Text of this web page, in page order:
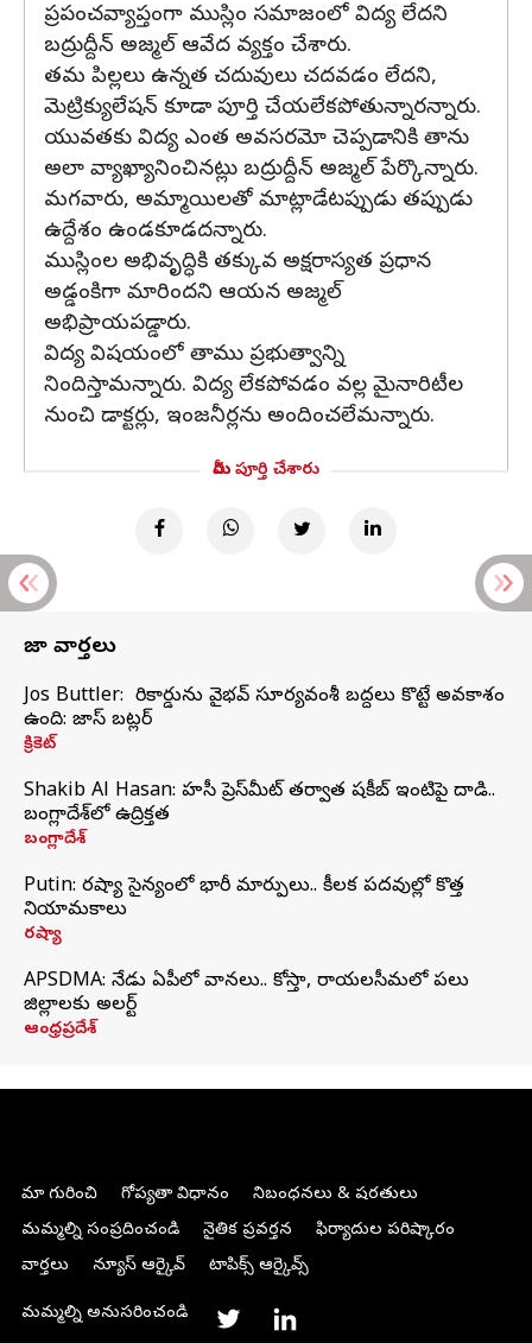
ప్రపంచవ్యాప్తంగా ముస్లిం సమాజంలో విద్య లేదని
బద్రుద్దీన్ అజ్మల్ ఆవేద వ్యక్తం చేశారు.
తమ పిల్లలు ఉన్నత చదువులు చదవడం లేదని,
మెట్రిక్యులేషన్ కూడా పూర్తి చేయలేకపోతున్నారన్నారు.
యువతకు విద్య ఎంత అవసరమో చెప్పడానికి తాను
అలా వ్యాఖ్యానించినట్లు బద్రుద్దీన్ అజ్మల్ పేర్కొన్నారు.
మగవారు, అమ్మాయిలతో మాట్లాడేటప్పుడు తప్పుడు
ఉద్దేశం ఉండకూడదన్నారు.
ముస్లింల అభివృద్ధికి తక్కువ అక్షరాస్యత ప్రధాన
అడ్డంకిగా మారిందని ఆయన అజ్మల్
అభిప్రాయపడ్డారు.
విద్య విషయంలో తాము ప్రభుత్వాన్ని
నిందిస్తామన్నారు. విద్య లేకపోవడం వల్ల మైనారిటీల
నుంచి డాక్టర్లు, ఇంజనీర్లను అందించలేమన్నారు.
మీరు పూర్తి చేశారు
తాజా వార్తలు
Jos Buttler: నా రికార్డును వైభవ్ సూర్యవంశీ బద్దలు కొట్టే అవకాశం
ఉంది: జాస్ బట్లర్
క్రికెట్
Shakib Al Hasan: హసీనా ప్రెస్‌మీట్‌ తర్వాత షకీబ్‌ ఇంటిపై దాడి..
బంగ్లాదేశ్‌లో ఉద్రిక్తత
బంగ్లాదేశ్
Putin: రష్యా సైన్యంలో భారీ మార్పులు.. కీలక పదవుల్లో కొత్త
నియామకాలు
రష్యా
APSDMA: నేడు ఏపీలో వానలు.. కోస్తా, రాయలసీమలో పలు
జిల్లాలకు అలర్ట్
ఆంధ్రప్రదేశ్
మా గురించి గోప్యతా విధానం
నిబంధనలు & షరతులు
మమ్మల్ని సంప్రదించండి
నైతిక ప్రవర్తన
ఫిర్యాదుల పరిష్కారం
వార్తలు
న్యూస్ ఆర్కైవ్ టాపిక్స్ ఆర్కైవ్స్
మమ్మల్ని అనుసరించండి